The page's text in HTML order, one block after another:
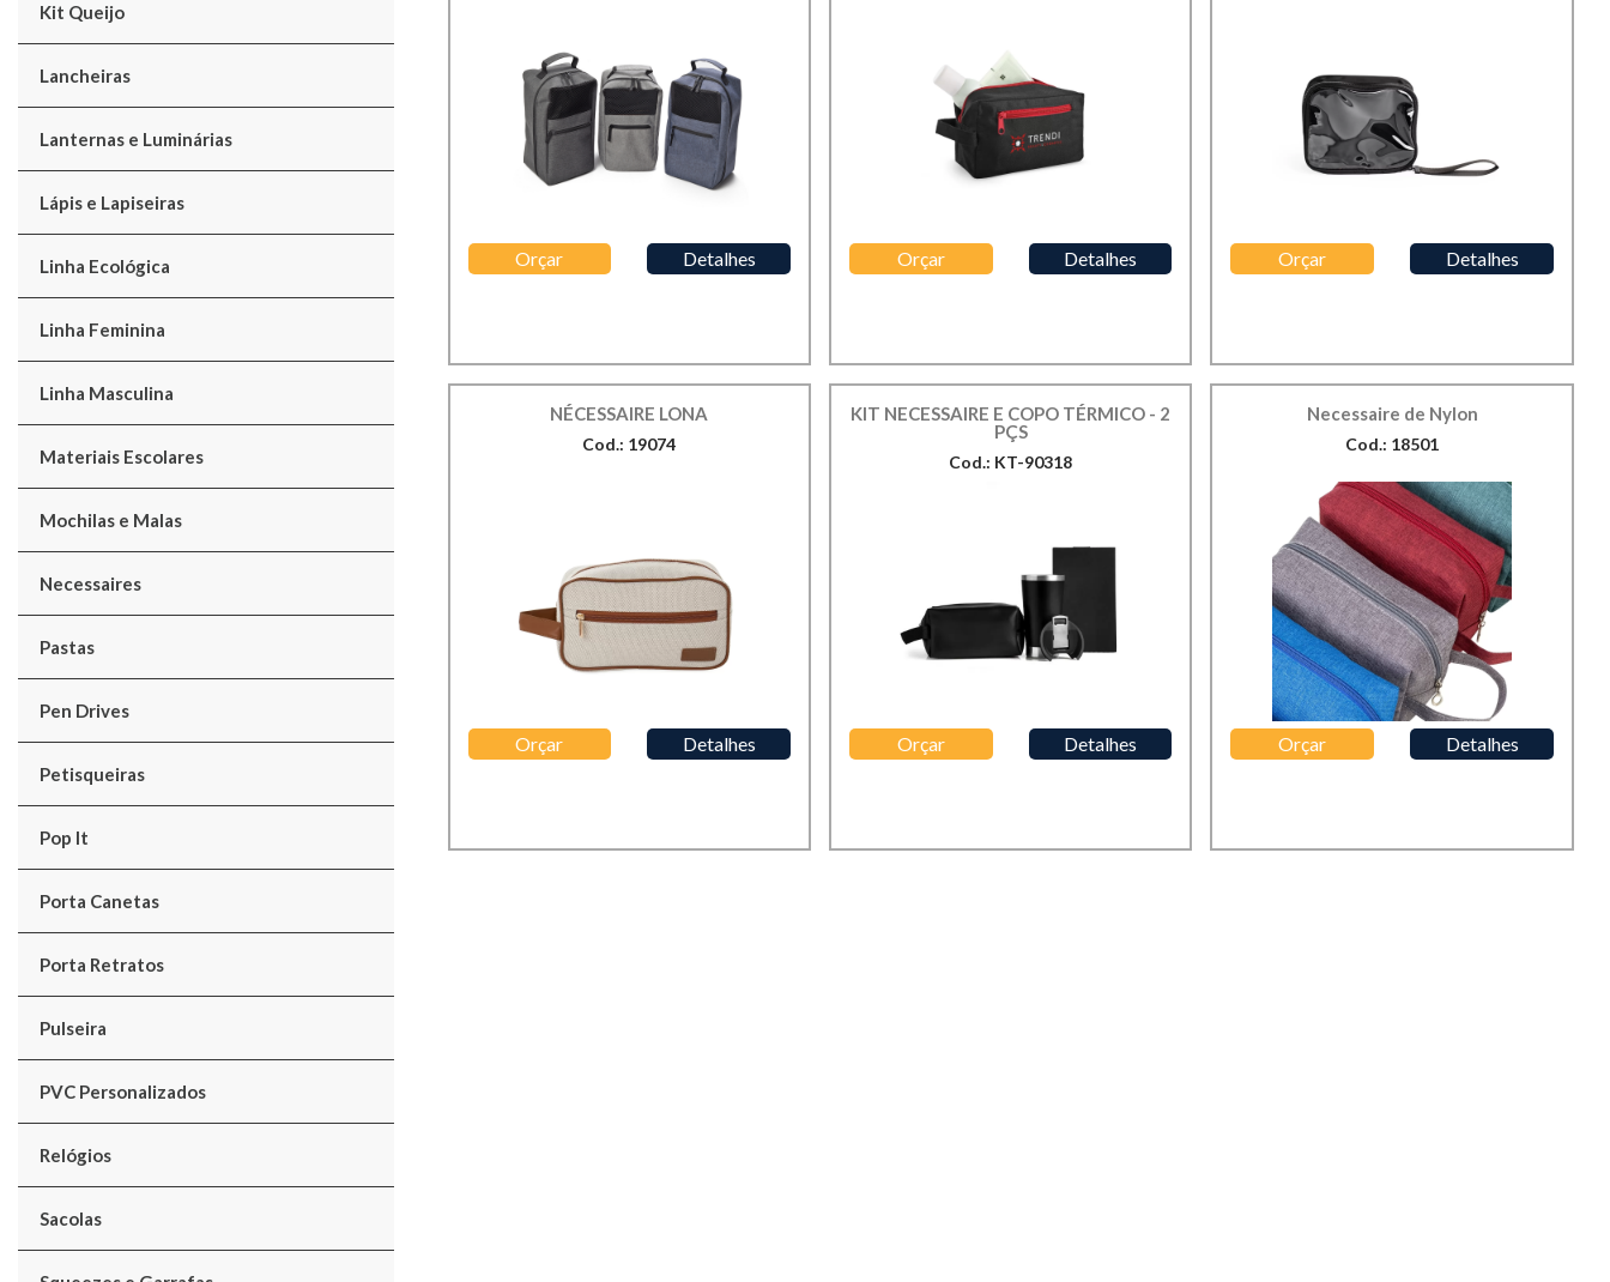
Kit Queijo
Lancheiras
Lanternas e Luminárias
Lápis e Lapiseiras
Linha Ecológica
Linha Feminina
Linha Masculina
Materiais Escolares
Mochilas e Malas
Necessaires
Pastas
Pen Drives
Petisqueiras
Pop It
Porta Canetas
Porta Retratos
Pulseira
PVC Personalizados
Relógios
Sacolas
Orçar Detalhes Orçar Detalhes Orçar Detalhes
NÉCESSAIRE LONA
Cod.: 19074
Orçar Detalhes
KIT NECESSAIRE E COPO TÉRMICO - 2
PÇS
Cod.: KT-90318
Orçar Detalhes
Necessaire de Nylon
Cod.: 18501
Orçar Detalhes